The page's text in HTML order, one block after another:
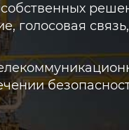
голосовая